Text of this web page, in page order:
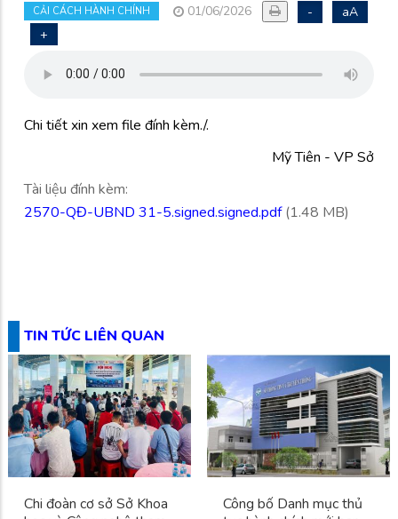
CẢI CÁCH HÀNH CHÍNH 01/06/2026 -
aA
+
Chi tiết xin xem file đính kèm./.
Mỹ Tiên - VP Sở
Tài liệu đính kèm:
2570-QĐ-UBND 31-5.signed.signed.pdf (1.48 MB)
TIN TỨC LIÊN QUAN
Chi đoàn cơ sở Sở Khoa
Công bố Danh mục thủ